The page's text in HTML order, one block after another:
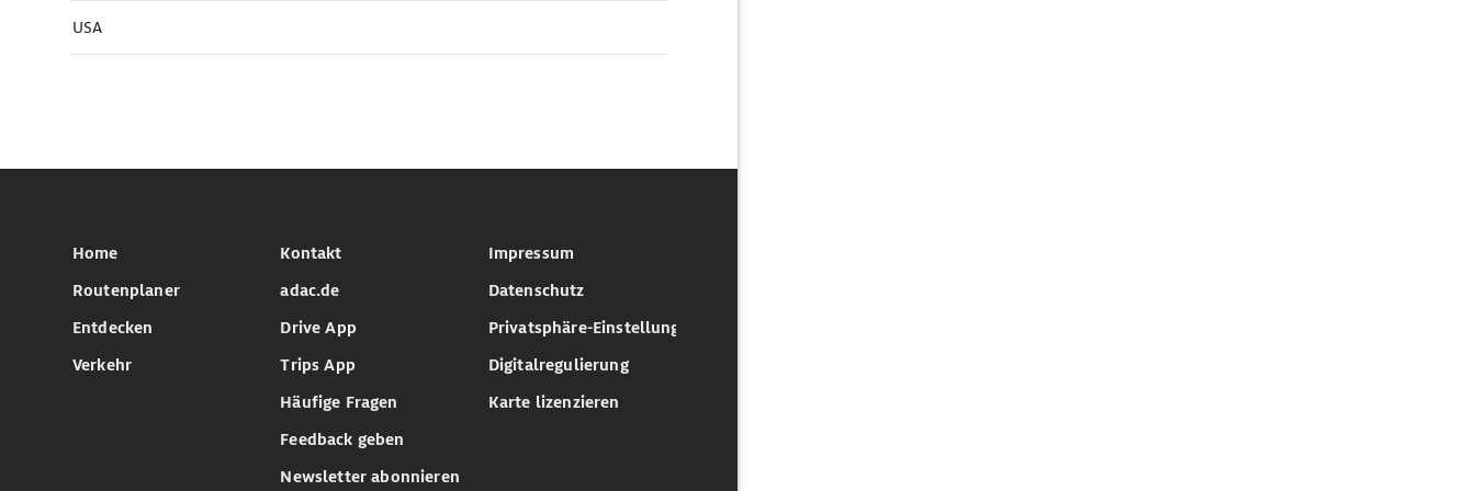
USA
Home
Routenplaner
Entdecken
Verkehr
Kontakt
adac.de
Drive App
Trips App
Häufige Fragen
Feedback geben
Newsletter abonnieren
Impressum
Datenschutz
Privatsphäre-Einstellungen
Digitalregulierung
Karte lizenzieren